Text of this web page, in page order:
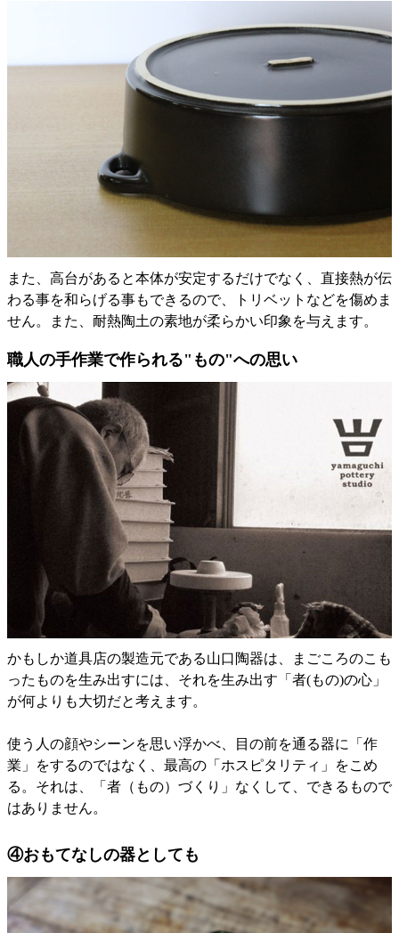
また、高台があると本体が安定するだけでなく、直接熱が伝
わる事を和らげる事もできるので、トリベットなどを傷めま
せん。また、耐熱陶土の素地が柔らかい印象を与えます。
職人の手作業で作られる"もの"への思い
かもしか道具店の製造元である山口陶器は、まごころのこも
ったものを生み出すには、それを生み出す「者(もの)の心」
が何よりも大切だと考えます。
使う人の顔やシーンを思い浮かべ、目の前を通る器に「作
業」をするのではなく、最高の「ホスピタリティ」をこめ
る。それは、「者（もの）づくり」なくして、できるもので
はありません。
④おもてなしの器としても